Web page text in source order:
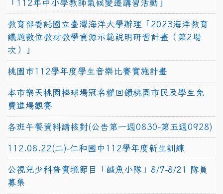
「112年中小學教師氣候變遷講習活動」
教育部委託國立臺灣海洋大學辦理「2023海洋教育
議題數位教材教學資源示範說明研習計畫（第2場
次）」
桃園市112學年度學生音樂比賽實施計畫
本市樂天桃園棒球場冠名權回饋桃園市民及學生免
費進場觀賽
各班午餐資料請核對(公告第一週0830-第五週0928)
112.08.22(二)-仁和國中112學年度新生訓練
公視兒少科普實境節目「鹹魚小隊」8/7-8/21 隊員
募集